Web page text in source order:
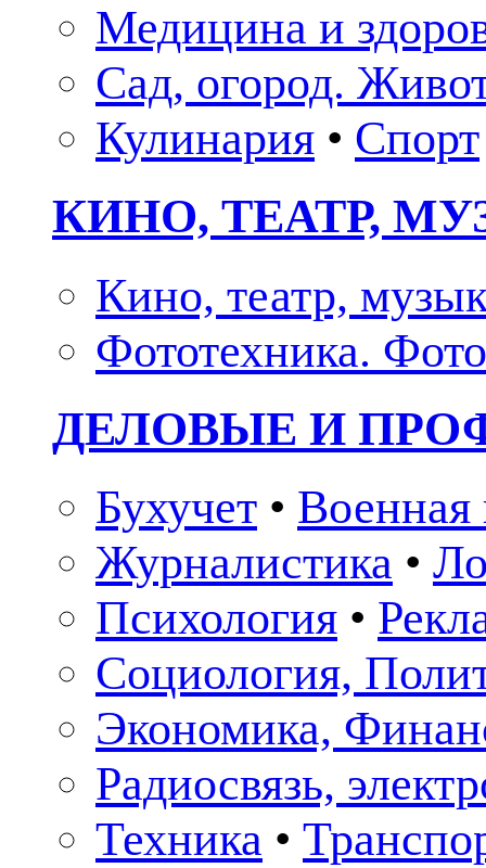
Медицина и
Сад, огород.
Кулинария • Спорт
КИНО, ТЕАТР,
Кино, театр,
Фототехника.
ДЕЛОВЫЕ И
Бухучет • Военная
Журналистика •
Психология •
Социология,
Экономика,
Радиосвязь,
Техника •